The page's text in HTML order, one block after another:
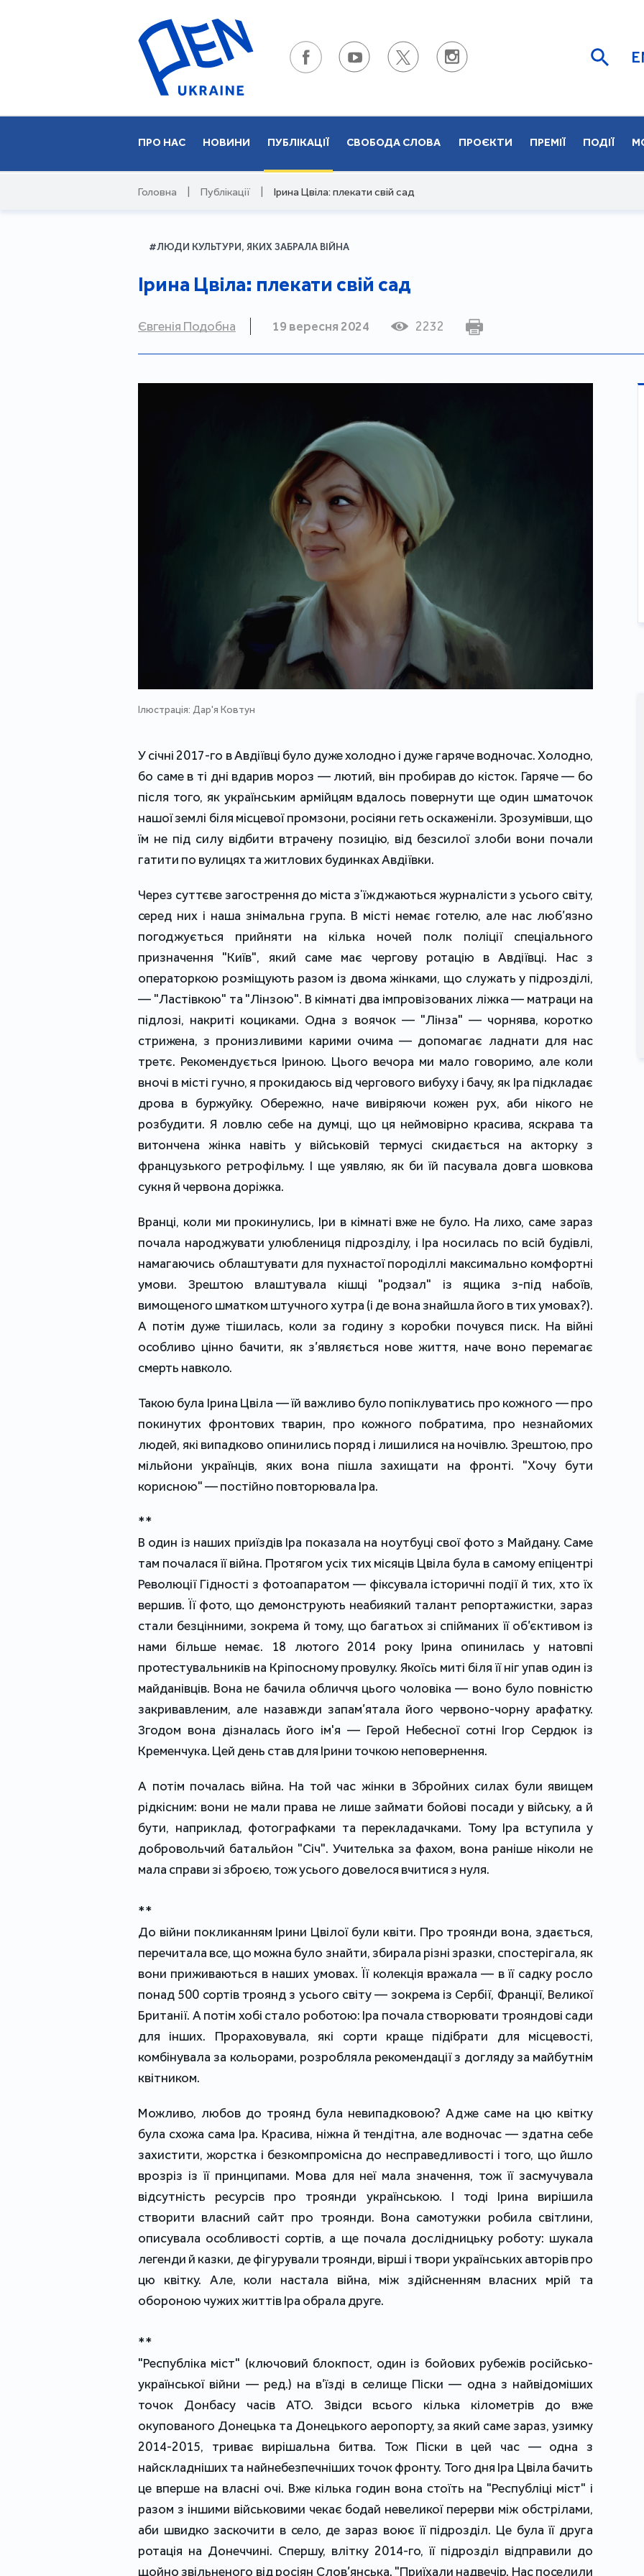
ПРО НАС НОВИНИ ПУБЛІКАЦІЇ СВОБОДА СЛОВА ПРОЄКТИ ПРЕМІЇ ПОДІЇ
Головна Публікації Ірина Цвіла: плекати свій сад
#ЛЮДИ КУЛЬТУРИ, ЯКИХ ЗАБРАЛА ВІЙНА
Ірина Цвіла: плекати свій сад
Євгенія Подобна 19 вересня 2024 2232
Ілюстрація: Дар'я Ковтун
У січні 2017-го в Авдіївці було дуже холодно і дуже гаряче водночас. Холодно,
бо саме в ті дні вдарив мороз — лютий, він пробирав до кісток. Гаряче — бо
після того, як українським армійцям вдалось повернути ще один шматочок
нашої землі біля місцевої промзони, росіяни геть оскаженіли. Зрозумівши, що
їм не під силу відбити втрачену позицію, від безсилої злоби вони почали
гатити по вулицях та житлових будинках Авдіївки.
Через суттєве загострення до міста зʼїжджаються журналісти з усього світу,
серед них і наша знімальна група. В місті немає готелю, але нас люб’язно
погоджується прийняти на кілька ночей полк поліції спеціального
призначення "Київ", який саме має чергову ротацію в Авдіївці. Нас з
операторкою розміщують разом із двома жінками, що служать у підрозділі,
— "Ластівкою" та "Лінзою". В кімнаті два імпровізованих ліжка — матраци на
підлозі, накриті коциками. Одна з воячок — "Лінза" — чорнява, коротко
стрижена, з пронизливими карими очима — допомагає ладнати для нас
третє. Рекомендується Іриною. Цього вечора ми мало говоримо, але коли
вночі в місті гучно, я прокидаюсь від чергового вибуху і бачу, як Іра підкладає
дрова в буржуйку. Обережно, наче вивіряючи кожен рух, аби нікого не
розбудити. Я ловлю себе на думці, що ця неймовірно красива, яскрава та
витончена жінка навіть у військовій термусі скидається на акторку з
французького ретрофільму. І ще уявляю, як би їй пасувала довга шовкова
сукня й червона доріжка.
Вранці, коли ми прокинулись, Іри в кімнаті вже не було. На лихо, саме зараз
почала народжувати улюблениця підрозділу, і Іра носилась по всій будівлі,
намагаючись облаштувати для пухнастої породіллі максимально комфортні
умови. Зрештою влаштувала кішці "родзал" із ящика з-під набоїв,
вимощеного шматком штучного хутра (і де вона знайшла його в тих умовах?).
А потім дуже тішилась, коли за годину з коробки почувся писк. На війні
особливо цінно бачити, як з’являється нове життя, наче воно перемагає
смерть навколо.
Такою була Ірина Цвіла — їй важливо було попіклуватись про кожного — про
покинутих фронтових тварин, про кожного побратима, про незнайомих
людей, які випадково опинились поряд і лишилися на ночівлю. Зрештою, про
мільйони українців, яких вона пішла захищати на фронті. "Хочу бути
корисною" — постійно повторювала Іра.
**
В один із наших приїздів Іра показала на ноутбуці свої фото з Майдану. Саме
там почалася її війна. Протягом усіх тих місяців Цвіла була в самому епіцентрі
Революції Гідності з фотоапаратом — фіксувала історичні події й тих, хто їх
вершив. Її фото, що демонструють неабиякий талант репортажистки, зараз
стали безцінними, зокрема й тому, що багатьох зі спійманих її об’єктивом із
нами більше немає. 18 лютого 2014 року Ірина опинилась у натовпі
протестувальників на Кріпосному провулку. Якоїсь миті біля її ніг упав один із
майданівців. Вона не бачила обличчя цього чоловіка — воно було повністю
закривавленим, але назавжди запам’ятала його червоно-чорну арафатку.
Згодом вона дізналась його ім'я — Герой Небесної сотні Ігор Сердюк із
Кременчука. Цей день став для Ірини точкою неповернення.
А потім почалась війна. На той час жінки в Збройних силах були явищем
рідкісним: вони не мали права не лише займати бойові посади у війську, а й
бути, наприклад, фотографками та перекладачками. Тому Іра вступила у
добровольчий батальйон "Січ". Учителька за фахом, вона раніше ніколи не
мала справи зі зброєю, тож усього довелося вчитися з нуля.
**
До війни покликанням Ірини Цвілої були квіти. Про троянди вона, здається,
перечитала все, що можна було знайти, збирала різні зразки, спостерігала, як
вони приживаються в наших умовах. Її колекція вражала — в її садку росло
понад 500 сортів троянд з усього світу — зокрема із Сербії, Франції, Великої
Британії. А потім хобі стало роботою: Іра почала створювати трояндові сади
для інших. Прораховувала, які сорти краще підібрати для місцевості,
комбінувала за кольорами, розробляла рекомендації з догляду за майбутнім
квітником.
Можливо, любов до троянд була невипадковою? Адже саме на цю квітку
була схожа сама Іра. Красива, ніжна й тендітна, але водночас — здатна себе
захистити, жорстка і безкомпромісна до несправедливості і того, що йшло
врозріз із її принципами. Мова для неї мала значення, тож її засмучувала
відсутність ресурсів про троянди українською. І тоді Ірина вирішила
створити власний сайт про троянди. Вона самотужки робила світлини,
описувала особливості сортів, а ще почала дослідницьку роботу: шукала
легенди й казки, де фігурували троянди, вірші і твори українських авторів про
цю квітку. Але, коли настала війна, між здійсненням власних мрій та
обороною чужих життів Іра обрала друге.
**
"Республіка міст" (ключовий блокпост, один із бойових рубежів російсько-
української війни — ред.) на в’їзді в селище Піски — одна з найвідоміших
точок Донбасу часів АТО. Звідси всього кілька кілометрів до вже
окупованого Донецька та Донецького аеропорту, за який саме зараз, узимку
2014-2015, триває вирішальна битва. Тож Піски в цей час — одна з
найскладніших та найнебезпечніших точок фронту. Того дня Іра Цвіла бачить
це вперше на власні очі. Вже кілька годин вона стоїть на "Республіці міст" і
разом з іншими військовими чекає бодай невеликої перерви між обстрілами,
аби швидко заскочити в село, де зараз воює її підрозділ. Це була її друга
ротація на Донеччині. Спершу, влітку 2014-го, її підрозділ відправили до
щойно звільненого від росіян Слов’янська. "Приїхали надвечір. Нас поселили